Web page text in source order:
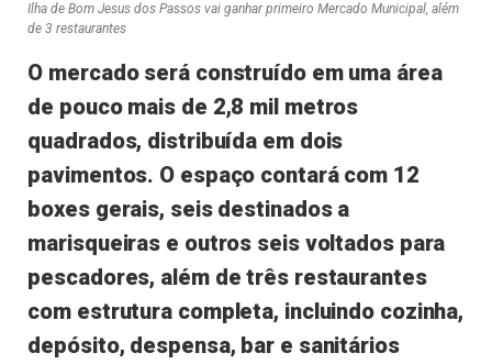
Ilha de Bom Jesus dos Passos vai ganhar primeiro Mercado Municipal, além
de 3 restaurantes
O mercado será construído em uma área
de pouco mais de 2,8 mil metros
quadrados, distribuída em dois
pavimentos. O espaço contará com 12
boxes gerais, seis destinados a
marisqueiras e outros seis voltados para
pescadores, além de três restaurantes
com estrutura completa, incluindo cozinha,
depósito, despensa, bar e sanitários